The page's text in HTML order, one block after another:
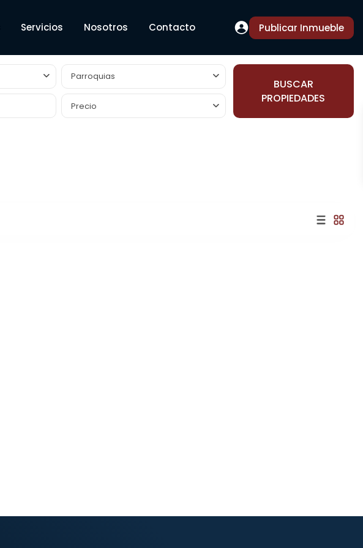
Servicios Nosotros Contacto Publicar Inmueble
Parroquias
Precio
BUSCAR
PROPIEDADES